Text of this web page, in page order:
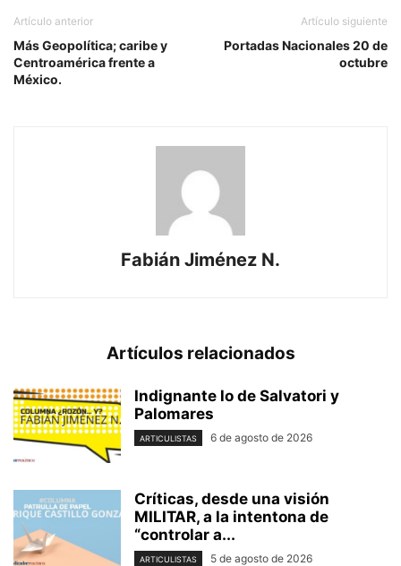
Artículo anterior
Más Geopolítica; caribe y
Centroamérica frente a
México.
Artículo siguiente
Portadas Nacionales 20 de
octubre
Fabián Jiménez N.
Artículos relacionados
Indignante lo de Salvatori y
Palomares
ARTICULISTAS 6 de agosto de 2026
Críticas, desde una visión
MILITAR, a la intentona de
“controlar a...
ARTICULISTAS 5 de agosto de 2026